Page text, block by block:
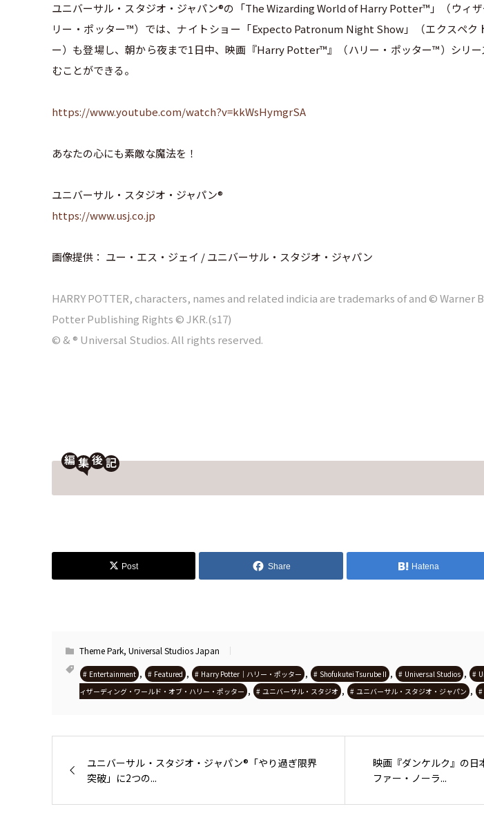
ユニバーサル・スタジオ・ジャパン®の「The Wizarding World of Harry Potter™」（ウィ
リー・ポッター™）では、ナイトショー「Expecto Patronum Night Show」（エクスペク
ー）も登場し、朝から夜まで1日中、映画『Harry Potter™』（ハリー・ポッター™）シリ
むことができる。
https://www.youtube.com/watch?v=kkWsHymgrSA
あなたの心にも素敵な魔法を！
ユニバーサル・スタジオ・ジャパン®
https://www.usj.co.jp
画像提供： ユー・エス・ジェイ / ユニバーサル・スタジオ・ジャパン
HARRY POTTER, characters, names and related indicia are trademarks of and © Warner
Potter Publishing Rights © JKR.(s17)
© & ® Universal Studios. All rights reserved.
編 後
Post Share Hatena
Theme Park, Universal Studios Japan
Entertainment , Featured , Harry Potter｜ハリー・ポッター , Shofukutei Tsurube II , Universal Studios ,
ィザーディング・ワールド・オブ・ハリー・ポッター , ユニバーサル・スタジオ , ユニバーサル・スタジオ・ジャパン ,
ユニバーサル・スタジオ・ジャパン®「やり過ぎ限界
突破」に2つの...
映画『ダンケルク』の日
ファー・ノーラ...